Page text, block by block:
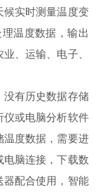
候实时测量温度变
温度数据，输出
、运输、电子、
有历史数据存储
仪或电脑分析软件
温度数据，需要进
电脑连接，下载数
器配合使用，智能